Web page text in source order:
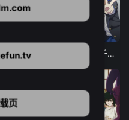
～♡ 弹珠汽水瓶里的千岁同学
页